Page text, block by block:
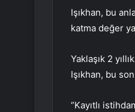
Işıkhan, bu
katma değer
Yaklaşık 2
Işıkhan, bu
“Kayıtlı